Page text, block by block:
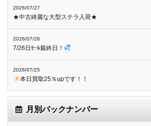
2026/07/27
★中古綺麗な大型ステラ入荷★
2026/07/26
7/26日ｾｰﾙ最終日！
2026/07/25
本日買取25％upです！！
月別バックナンバー